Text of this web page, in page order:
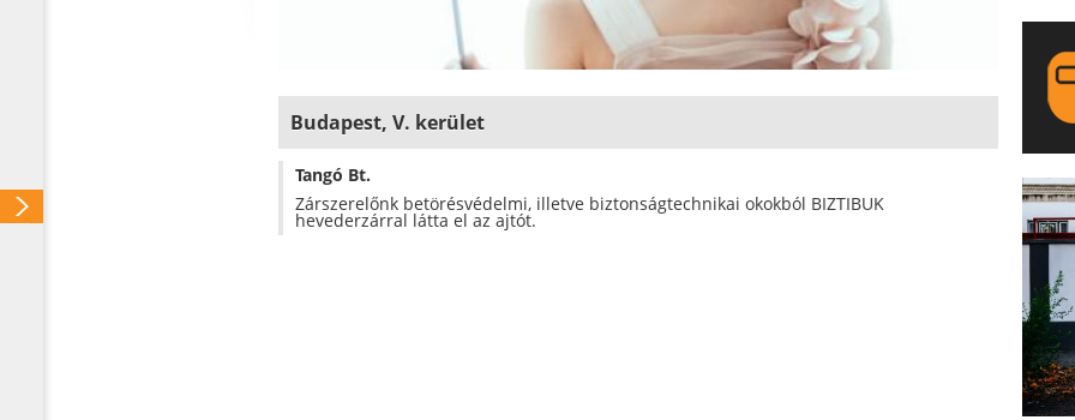
Budapest, V. kerület
Tangó Bt.
Zárszerelőnk betörésvédelmi, illetve biztonságtechnikai okokból BIZTIBUK
hevederzárral látta el az ajtót.